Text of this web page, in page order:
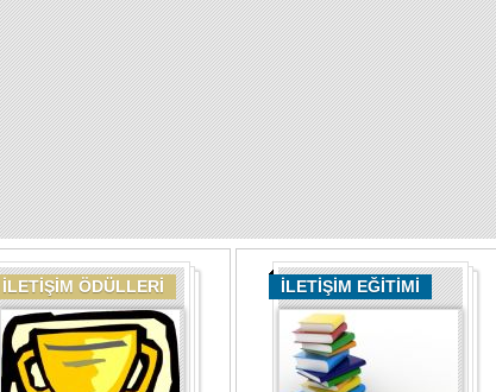
İLETİŞİM ÖDÜLLERİ İLETİŞİM EĞİTİMİ